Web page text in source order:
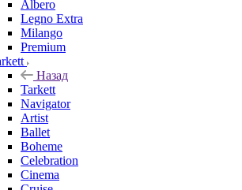
Albero
Legno Extra
Milango
Premium
Назад
Tarkett
Navigator
Artist
Ballet
Boheme
Celebration
Cinema